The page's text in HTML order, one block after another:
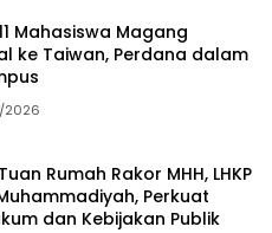
Mahasiswa Magang
ke Taiwan, Perdana dalam
Rumah Rakor MHH, LHKP
Perkuat
dan Kebijakan Publik